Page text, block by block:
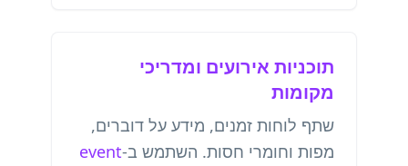
תוכניות אירועים ומדריכי
מקומות
שתף לוחות זמנים, מידע על דוברים,
מפות וחומרי חסות. השתמש ב-event